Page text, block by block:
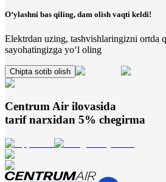
O‘ylashni bas qiling, dam olish vaqti keldi!
Elektrdan uzing, tashvishlaringizni ortda
sayohatingizga yo‘l oling
Chipta sotib olish
Centrum Air ilovasida
tarif narxidan 5% chegirma